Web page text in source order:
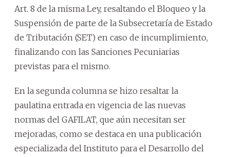
Art. 8 de la misma Ley, resaltando el Bloqueo y la
Suspensión de parte de la Subsecretaría de Estado
de Tributación (SET) en caso de incumplimiento,
finalizando con las Sanciones Pecuniarias
previstas para el mismo.
En la segunda columna se hizo resaltar la
paulatina entrada en vigencia de las nuevas
normas del GAFILAT, que aún necesitan ser
mejoradas, como se destaca en una publicación
especializada del Instituto para el Desarrollo del